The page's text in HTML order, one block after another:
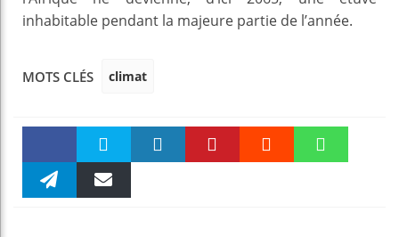
inhabitable pendant la majeure partie de l’année.
MOTS CLÉS climat
Faceboo Twitter